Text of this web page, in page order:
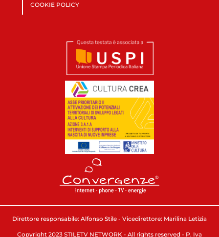
COOKIE POLICY
Direttore responsabile: Alfonso Stile - Vicedirettore: Marilina Letizia
Copyright 2023 STILETV NETWORK - All rights reserved - P. Iva